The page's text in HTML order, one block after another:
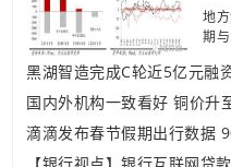
地
期
黑湖智造完成C轮近5亿元融
国内外机构一致看好 铜价升
滴滴发布春节假期出行数据